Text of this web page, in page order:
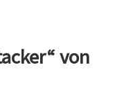
von